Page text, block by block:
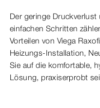
Der geringe
einfachen Schritten
Vorteilen von Viega
Heizungs-Installation,
Sie auf die komfortable,
Lösung, praxiserprobt